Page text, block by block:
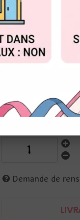
Valable jusqu'à
Réf. :680251
Crate paper
recto-verso; 30 x 30
fanions rosaces en
Demande de